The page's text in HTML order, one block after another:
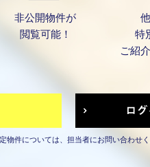
非公開物件が
閲覧可能！
特
ご紹
物件については、担当者にお問い合わせく